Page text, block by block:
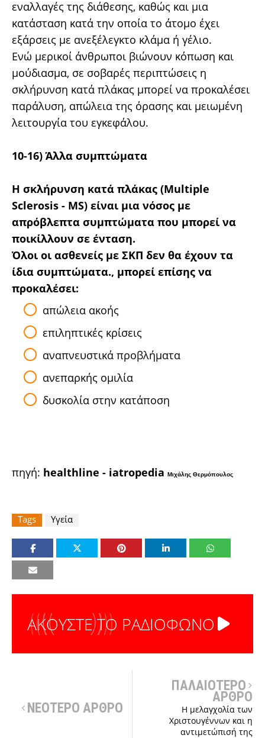
εναλλαγές της διάθεσης, καθώς και μια
κατάσταση κατά την οποία το άτομο έχει
εξάρσεις με ανεξέλεγκτο κλάμα ή γέλιο.
Ενώ μερικοί άνθρωποι βιώνουν κόπωση και
μούδιασμα, σε σοβαρές περιπτώσεις η
σκλήρυνση κατά πλάκας μπορεί να προκαλέσει
παράλυση, απώλεια της όρασης και μειωμένη
λειτουργία του εγκεφάλου.
10-16) Άλλα συμπτώματα
Η σκλήρυνση κατά πλάκας (Multiple
Sclerosis - MS) είναι μια νόσος με
απρόβλεπτα συμπτώματα που μπορεί να
ποικίλλουν σε ένταση.
Όλοι οι ασθενείς με ΣΚΠ δεν θα έχουν τα
ίδια συμπτώματα., μπορεί επίσης να
προκαλέσει:
απώλεια ακοής
επιληπτικές κρίσεις
αναπνευστικά προβλήματα
ανεπαρκής ομιλία
δυσκολία στην κατάποση
πηγή: healthline - iatropedia Μιχάλης Θερμόπουλος
Tags Υγεία
ΑΚΟΥΣΤΕ ΤΟ ΡΑΔΙΟΦΩΝΟ
ΝΕΟΤΕΡΟ ΑΡΘΡΟ
ΠΑΛΑΙΟΤΕΡΟ
ΑΡΘΡΟ
Η μελαγχολία των
Χριστουγέννων και η
αντιμετώπισή της